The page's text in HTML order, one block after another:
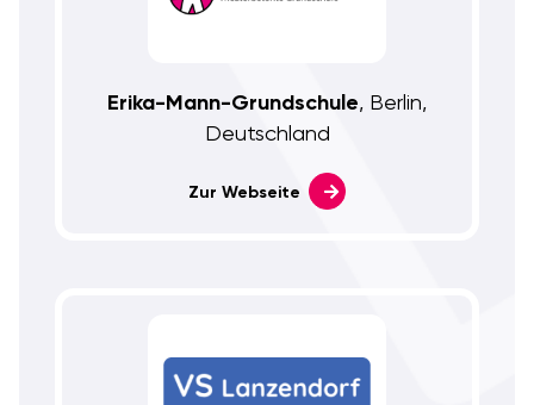
Erika-Mann-Grundschule, Berlin,
Deutschland
Zur Webseite